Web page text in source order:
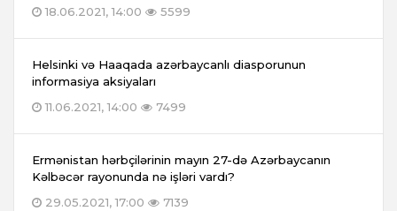
18.06.2021, 14:00
5599
Helsinki və Haaqada azərbaycanlı diasporunun
informasiya aksiyaları
11.06.2021, 14:00
7499
Ermənistan hərbçilərinin mayın 27-də Azərbaycanın
Kəlbəcər rayonunda nə işləri vardı?
29.05.2021, 17:00
7139